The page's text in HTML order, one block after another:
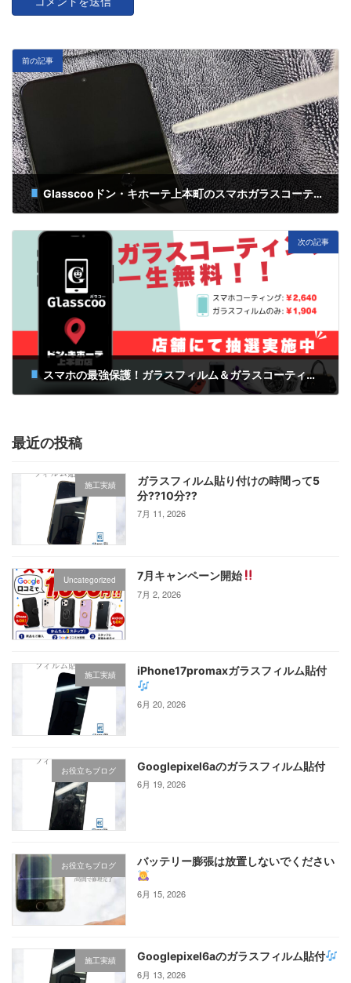
前の記事
Glasscooドン・キホーテ上本町のスマホガラスコーティング！
次の記事
スマホの最強保護！ガラスフィルム＆ガラスコーティングのセット施工がおすすめ
最近の投稿
施工実績
ガラスフィルム貼り付けの時間って5
分⁇10分⁇
7月 11, 2026
Uncategorized 7月キャンペーン開始
7月 2, 2026
施工実績 iPhone17promaxガラスフィルム貼付
6月 20, 2026
お役立ちブログ Googlepixel6aのガラスフィルム貼付
6月 19, 2026
お役立ちブログ バッテリー膨張は放置しないでください
6月 15, 2026
施工実績 Googlepixel6aのガラスフィルム貼付
6月 13, 2026